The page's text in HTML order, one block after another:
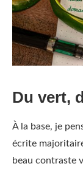
Du vert,
À la base, je
écrite
beau contraste